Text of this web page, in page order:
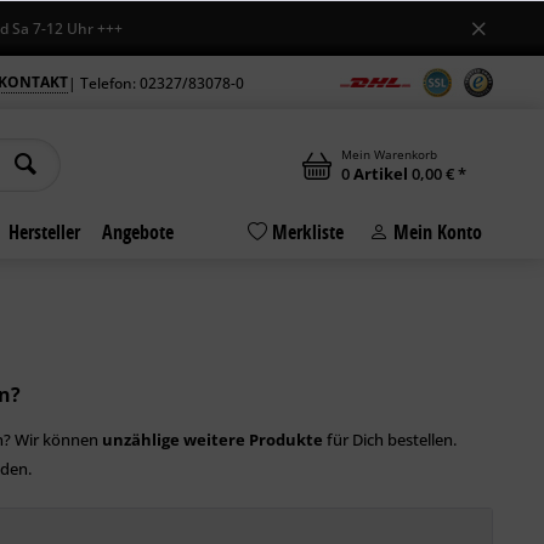
7-12 Uhr +++
| Telefon: 02327/83078-0
Mein Warenkorb
0Artikel 0,00 € *
Hersteller Angebote Merkliste Mein Konto
Wir können unzählige weitere Produkte für Dich bestellen.